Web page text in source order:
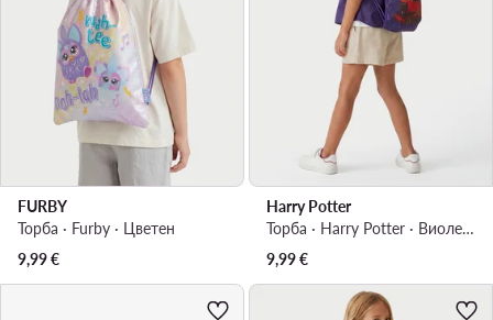
FURBY
Торба · Furby · Цветен
9,99€
Harry Potter
Торба · Harry Potter · Виолетов
9,99€